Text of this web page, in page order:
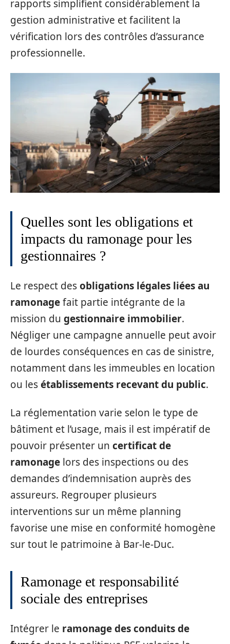
rapports simplifient considérablement la
gestion administrative et facilitent la
vérification lors des contrôles d’assurance
professionnelle.
Quelles sont les obligations et
impacts du ramonage pour les
gestionnaires ?
Le respect desobligations légales liées au
ramonagefait partie intégrante de la
mission du gestionnaire immobilier.
Négliger une campagne annuelle peut avoir
de lourdes conséquences en cas de sinistre,
notamment dans les immeubles en location
ou lesétablissements recevant du public.
La réglementation varie selon le type de
bâtiment et l’usage, mais il est impératif de
pouvoir présenter un certificat de
ramonage lors des inspections ou des
demandes d’indemnisation auprès des
assureurs. Regrouper plusieurs
interventions sur un même planning
favorise une mise en conformité homogène
sur tout le patrimoine à Bar-le-Duc.
Ramonage et responsabilité
sociale des entreprises
Intégrer le ramonage des conduits de